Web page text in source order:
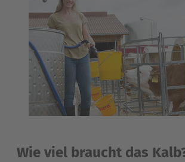
Wie viel braucht das